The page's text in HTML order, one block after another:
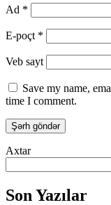
Ad *
E-poçt *
Veb sayt
Save my name,
time I comment.
Axtar
Son Yazılar